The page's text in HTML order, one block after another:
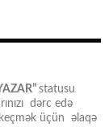
statusu
dərc edə
üçün əlaqə